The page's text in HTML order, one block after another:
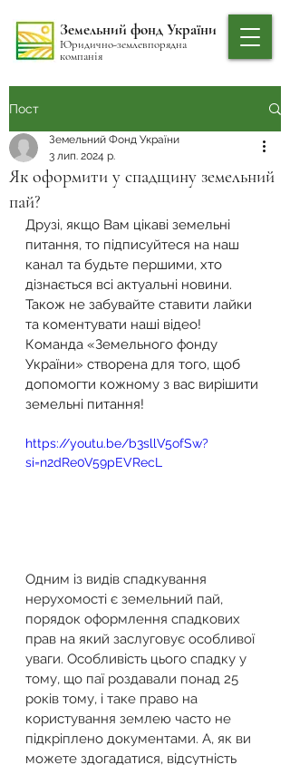
Земельний фонд України
Юридично-землевпорядна
компанія
Пост
Як оформити у спадщину земельний
пай?
Земельний Фонд України
3 лип. 2024 р.
Друзі, якщо Вам цікаві земельні
питання, то підписуйтеся на наш
канал та будьте першими, хто
дізнається всі актуальні новини.
Також не забувайте ставити лайки
та коментувати наші відео!
Команда «Земельного фонду
України» створена для того, щоб
допомогти кожному з вас вирішити
земельні питання!
https://youtu.be/b3sllV5ofSw?
si=n2dRe0V59pEVRecL
Одним із видів спадкування
нерухомості є земельний пай,
порядок оформлення спадкових
прав на який заслуговує особливої
уваги. Особливість цього спадку у
тому, що паї роздавали понад 25
років тому, і таке право на
користування землею часто не
підкріплено документами. А, як ви
можете здогадатися, відсутність